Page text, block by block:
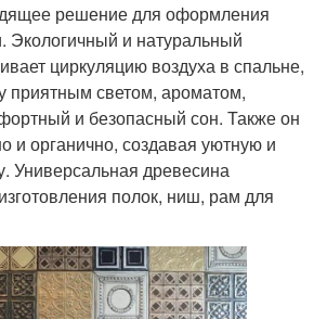
решение для оформления
Экологичный и натуральный
циркуляцию воздуха в спальне,
приятным светом, ароматом,
и безопасный сон. Также он
и органично, создавая уютную и
Универсальная древесина
полок, ниш, рам для